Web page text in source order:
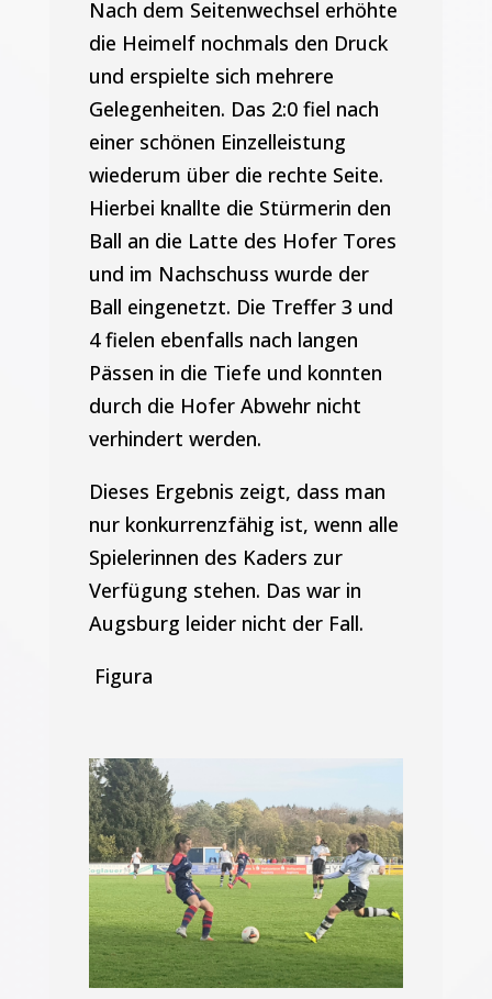
Nach dem Seitenwechsel erhöhte
die Heimelf nochmals den Druck
und erspielte sich mehrere
Gelegenheiten. Das 2:0 fiel nach
einer schönen Einzelleistung
wiederum über die rechte Seite.
Hierbei knallte die Stürmerin den
Ball an die Latte des Hofer Tores
und im Nachschuss wurde der
Ball eingenetzt. Die Treffer 3 und
4 fielen ebenfalls nach langen
Pässen in die Tiefe und konnten
durch die Hofer Abwehr nicht
verhindert werden.
Dieses Ergebnis zeigt, dass man
nur konkurrenzfähig ist, wenn alle
Spielerinnen des Kaders zur
Verfügung stehen. Das war in
Augsburg leider nicht der Fall.
Figura